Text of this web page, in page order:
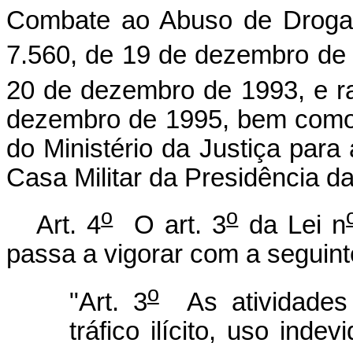
Combate ao Abuso de
7.560, de 19 de dezembro
20 de dezembro de 1993, e
dezembro de 1995, bem
do Ministério da Justiça
Casa Militar da Presidência
Art. 4oO art. 3oda Lei n
passa a vigorar com a
"Art. 3oAs atividades
tráfico ilícito, uso